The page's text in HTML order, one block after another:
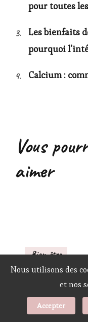
pour toutes
Les bienfaits
pourquoi
Calcium :
Vous
aimer
Bien-être
Les 5
votre taux de
Nous utilisons des
et nos
Accepter